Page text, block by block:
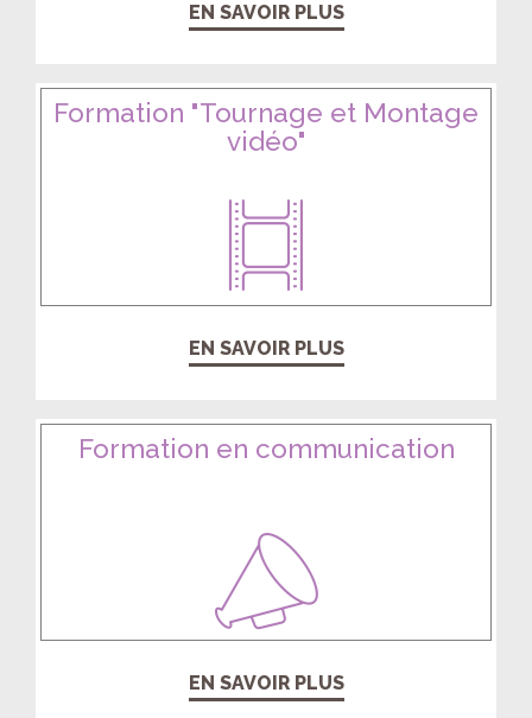
EN SAVOIR PLUS
Formation "Tournage et Montage
vidéo"
EN SAVOIR PLUS
Formation en communication
EN SAVOIR PLUS